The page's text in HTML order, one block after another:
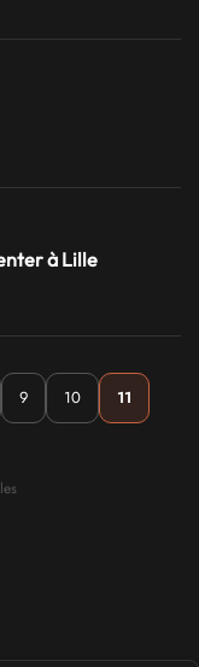
à Lille
9 10 11